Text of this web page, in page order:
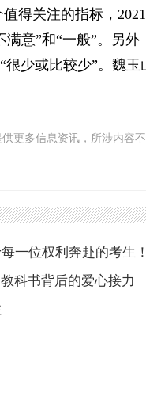
得关注的指标，
满意”和“一般”。另
很少或比较少”。魏
更多信息资讯，所涉内容
一位权利奔赴的考生
科书背后的爱心接力